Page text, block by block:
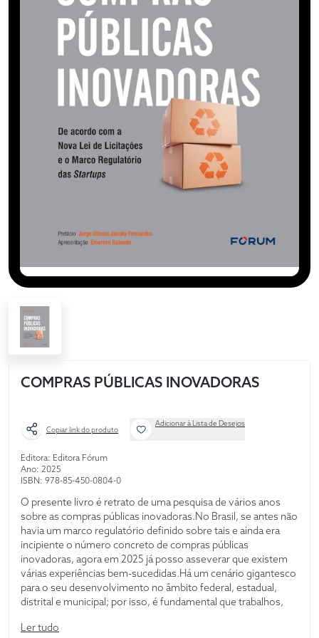
COMPRAS PÚBLICAS INOVADORAS
Copiar link do produto
Adicionar à Lista de Desejos
Editora: Editora Fórum
Ano: 2025
ISBN: 978-85-450-0804-0
O presente livro é retrato de uma pesquisa de vários anos
sobre as compras públicas inovadoras.No Brasil, se antes não
havia um marco regulatório definido sobre tais e ainda era
incipiente o número concreto de compras públicas
inovadoras, agora em 2025 já posso asseverar que existem
várias experiências bem-sucedidas.Há um cenário gigantesco
para o seu desenvolvimento no âmbito federal, estadual,
distrital e municipal; por isso, é fundamental que trabalhos,
mais palpável para a sua operacionalização pelos agentes
Ler tudo